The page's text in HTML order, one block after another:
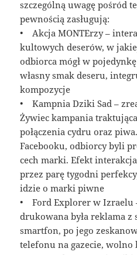
szczególną uwagę pośród
pewnością zasługują:
• Akcja MONTErzy –
kultowych deserów, w
odbiorca mógł w
własny smak deseru,
kompozycje
• Kampnia Dziki Sad –
Żywiec kampania
połączenia cydru oraz
Facebooku, odbiorcy byli
cech marki. Efekt
przez parę tygodni
idzie o marki piwne
• Ford Explorer w Izraelu
drukowana była reklama
smartfon, po jego
telefonu na gazecie, wolno